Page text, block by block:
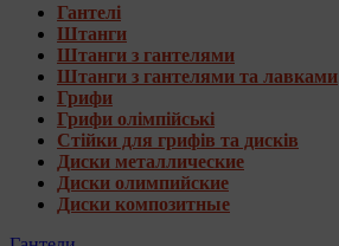
Гантелі
Штанги
Штанги з гантелями
Штанги з гантелями та лавками
Грифи
Грифи олімпійські
Стійки для грифів та дисків
Диски металлические
Диски олимпийские
Диски композитные